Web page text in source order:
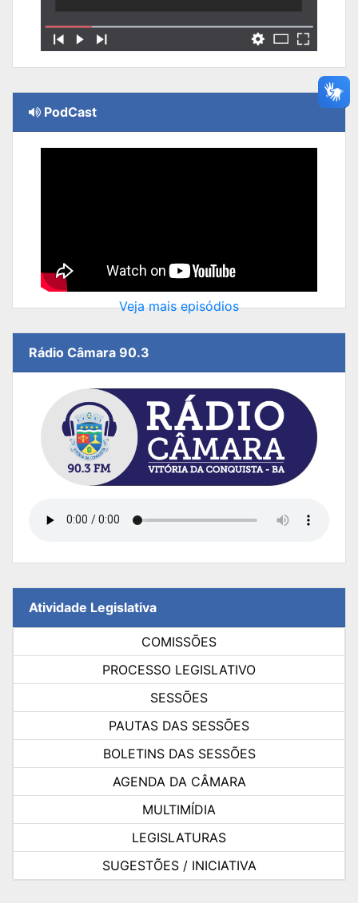
PodCast
Veja mais episódios
Rádio Câmara 90.3
Atividade Legislativa
COMISSÕES
PROCESSO LEGISLATIVO
SESSÕES
PAUTAS DAS SESSÕES
BOLETINS DAS SESSÕES
AGENDA DA CÂMARA
MULTIMÍDIA
LEGISLATURAS
SUGESTÕES / INICIATIVA